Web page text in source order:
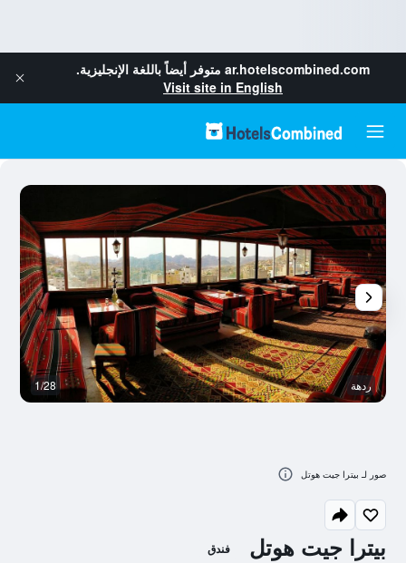
ar.hotelscombined.com متوفر أيضاً باللغة الإنجليزية.
Visit site in English
بيترا جيت هوتل فندق
ردهة 1/28
صور لـ بيترا جيت هوتل